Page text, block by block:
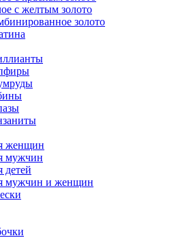
с желтым золото
золото
женщин
мужчин
детей
мужчин и женщин